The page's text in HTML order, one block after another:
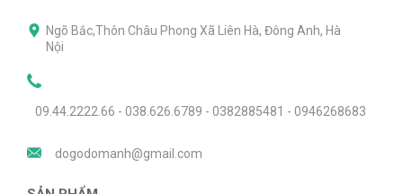
Ngõ Bắc,Thôn Châu Phong Xã Liên Hà, Đông Anh, Hà
Nội
09.44.2222.66 - 038.626.6789 - 0382885481 - 0946268683
dogodomanh@gmail.com